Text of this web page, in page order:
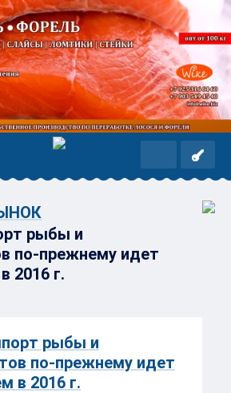
рыбы и
по-прежнему идет
2016 г.
рыбы и
по-прежнему идет
в 2016 г.